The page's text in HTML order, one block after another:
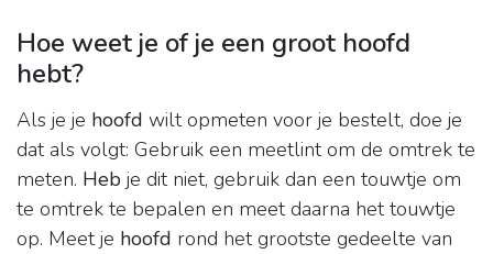
Hoe weet je of je een groot hoofd
hebt?
Als je je hoofd wilt opmeten voor je bestelt, doe je
dat als volgt: Gebruik een meetlint om de omtrek te
meten. Heb je dit niet, gebruik dan een touwtje om
te omtrek te bepalen en meet daarna het touwtje
op. Meet je hoofd rond het grootste gedeelte van